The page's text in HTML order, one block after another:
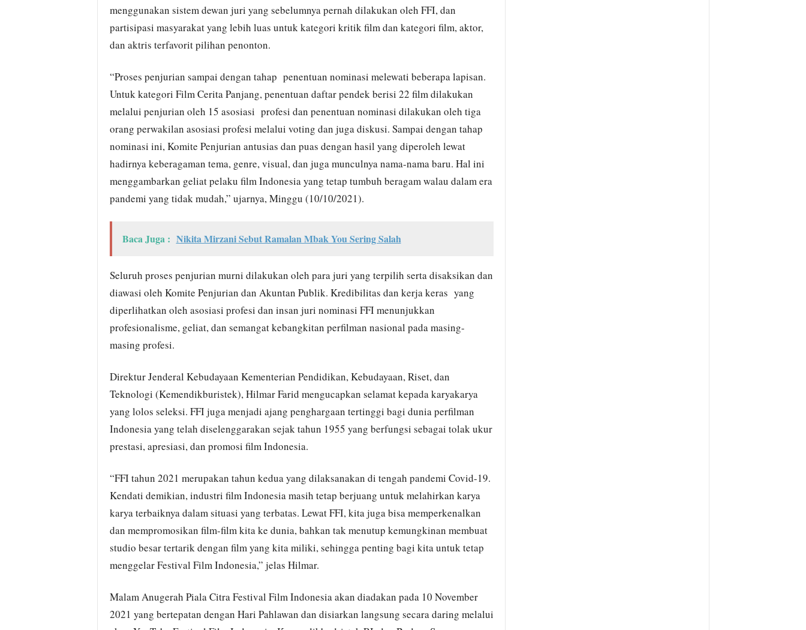
menggunakan sistem dewan juri yang sebelumnya pernah dilakukan oleh FFI, dan
partisipasi masyarakat yang lebih luas untuk kategori kritik film dan kategori film, aktor,
dan aktris terfavorit pilihan penonton.
“Proses penjurian sampai dengan tahap penentuan nominasi melewati beberapa lapisan.
Untuk kategori Film Cerita Panjang, penentuan daftar pendek berisi 22 film dilakukan
melalui penjurian oleh 15 asosiasi profesi dan penentuan nominasi dilakukan oleh tiga
orang perwakilan asosiasi profesi melalui voting dan juga diskusi. Sampai dengan tahap
nominasi ini, Komite Penjurian antusias dan puas dengan hasil yang diperoleh lewat
hadirnya keberagaman tema, genre, visual, dan juga munculnya nama-nama baru. Hal ini
menggambarkan geliat pelaku film Indonesia yang tetap tumbuh beragam walau dalam era
pandemi yang tidak mudah,” ujarnya, Minggu (10/10/2021).
Baca Juga : Nikita Mirzani Sebut Ramalan Mbak You Sering Salah
Seluruh proses penjurian murni dilakukan oleh para juri yang terpilih serta disaksikan dan
diawasi oleh Komite Penjurian dan Akuntan Publik. Kredibilitas dan kerja keras yang
diperlihatkan oleh asosiasi profesi dan insan juri nominasi FFI menunjukkan
profesionalisme, geliat, dan semangat kebangkitan perfilman nasional pada masing-
masing profesi.
Direktur Jenderal Kebudayaan Kementerian Pendidikan, Kebudayaan, Riset, dan
Teknologi (Kemendikburistek), Hilmar Farid mengucapkan selamat kepada karyakarya
yang lolos seleksi. FFI juga menjadi ajang penghargaan tertinggi bagi dunia perfilman
Indonesia yang telah diselenggarakan sejak tahun 1955 yang berfungsi sebagai tolak ukur
prestasi, apresiasi, dan promosi film Indonesia.
“FFI tahun 2021 merupakan tahun kedua yang dilaksanakan di tengah pandemi Covid-19.
Kendati demikian, industri film Indonesia masih tetap berjuang untuk melahirkan karya
karya terbaiknya dalam situasi yang terbatas. Lewat FFI, kita juga bisa memperkenalkan
dan mempromosikan film-film kita ke dunia, bahkan tak menutup kemungkinan membuat
studio besar tertarik dengan film yang kita miliki, sehingga penting bagi kita untuk tetap
menggelar Festival Film Indonesia,” jelas Hilmar.
Malam Anugerah Piala Citra Festival Film Indonesia akan diadakan pada 10 November
2021 yang bertepatan dengan Hari Pahlawan dan disiarkan langsung secara daring melalui